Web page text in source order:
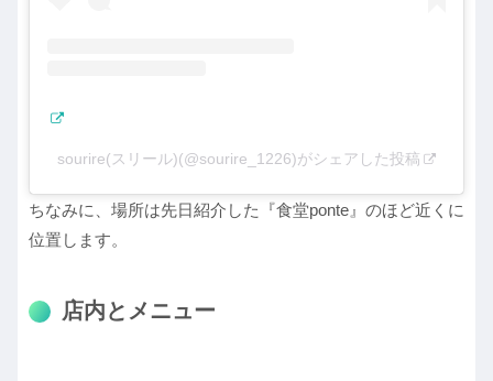
sourire(スリール)(@sourire_1226)がシェアした投稿
ちなみに、場所は先日紹介した『食堂ponte』のほど近くに
位置します。
店内とメニュー